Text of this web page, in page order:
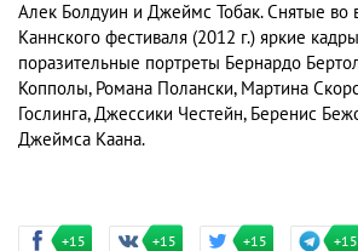
Алек Болдуин и Джеймс Тобак. Снятые во
Каннского фестиваля (2012 г.) яркие
поразительные портреты Бернардо
Копполы, Романа Полански, Мартина
Гослинга, Джессики Честейн, Беренис
Джеймса Каана.
+15 +15 +15 +15